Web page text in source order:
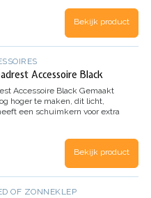
ventilatie tijdens
Bekijk product
Accessoire Black
Accessoire Black Gemaakt
hoger te maken, dit licht,
een schuimkern voor extra
Bekijk product
OF ZONNEKLEP